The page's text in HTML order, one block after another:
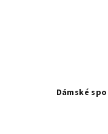
Dámské